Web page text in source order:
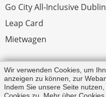
Go City All-Inclusive
Leap Card
Mietwagen
Rechtliches
Impressum
Wir verwenden Cookies, um
anzeigen zu können, zur
Indem Sie unsere Seite